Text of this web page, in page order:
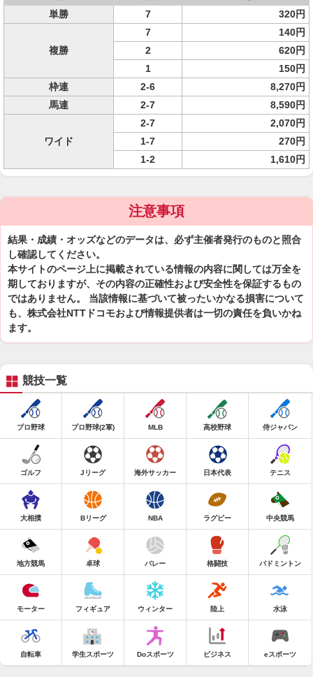
単勝 7 320円
複勝
7
140円
2
620円
1
150円
枠連
2-6
8,270円
馬連
2-7 8,590円
ワイド
2-7
2,070円
1-7
270円
1-2
1,610円
注意事項
結果・成績・オッズなどのデータは、必ず主催者発行のものと照合
し確認してください。
本サイトのページ上に掲載されている情報の内容に関しては万全を
期しておりますが、その内容の正確性および安全性を保証するもの
ではありません。 当該情報に基づいて被ったいかなる損害について
も、株式会社NTTドコモおよび情報提供者は一切の責任を負いかね
ます。
競技一覧
プロ野球 プロ野球(2軍) MLB 高校野球 侍ジャパン
ゴルフ Jリーグ 海外サッカー 日本代表 テニス
大相撲 Bリーグ NBA ラグビー 中央競馬
地方競馬 卓球 バレー 格闘技 バドミントン
モーター フィギュア ウィンター 陸上 水泳
自転車 学生スポーツ Doスポーツ ビジネス eスポーツ